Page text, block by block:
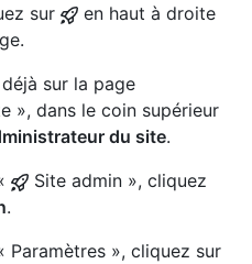
sur
en haut à droite
sur la page
», dans le coin supérieur
du site.
Site admin », cliquez
.
Paramètres », cliquez sur